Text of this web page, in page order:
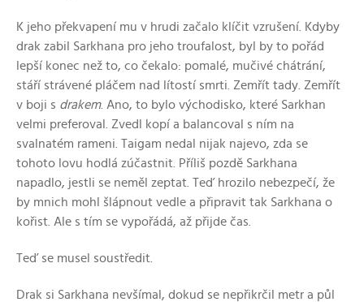
K jeho překvapení mu v hrudi začalo klíčit vzrušení. Kdyby
drak zabil Sarkhana pro jeho troufalost, byl by to pořád
lepší konec než to, co čekalo: pomalé, mučivé chátrání,
stáří strávené pláčem nad lítostí smrti. Zemřít tady. Zemřít
v boji s drakem. Ano, to bylo východisko, které Sarkhan
velmi preferoval. Zvedl kopí a balancoval s ním na
svalnatém rameni. Taigam nedal nijak najevo, zda se
tohoto lovu hodlá zúčastnit. Příliš pozdě Sarkhana
napadlo, jestli se neměl zeptat. Teď hrozilo nebezpečí, že
by mnich mohl šlápnout vedle a připravit tak Sarkhana o
kořist. Ale s tím se vypořádá, až přijde čas.
Teď se musel soustředit.
Drak si Sarkhana nevšímal, dokud se nepřikrčil metr a půl